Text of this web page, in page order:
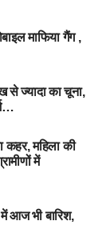
माफिया गैंग ,
से ज्यादा का चूना,
कहर, महिला की
में
आज भी बारिश,